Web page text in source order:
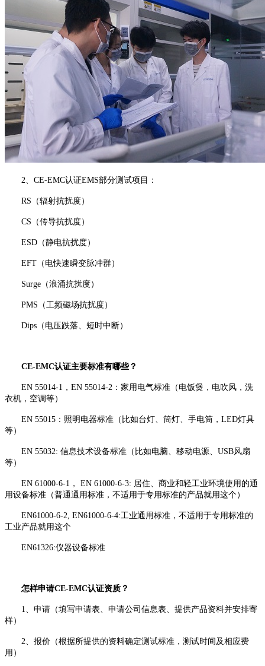
2、CE-EMC认证EMS部分测试项目：
RS（辐射抗扰度）
CS（传导抗扰度）
ESD（静电抗扰度）
EFT（电快速瞬变脉冲群）
Surge（浪涌抗扰度）
PMS（工频磁场抗扰度）
Dips（电压跌落、短时中断）
CE-EMC认证主要标准有哪些？
EN 55014-1，EN 55014-2：家用电气标准（电饭煲，电吹风，洗
衣机，空调等）
EN 55015：照明电器标准（比如台灯、筒灯、手电筒，LED灯具
等）
EN 55032: 信息技术设备标准（比如电脑、移动电源、USB风扇
等）
EN 61000-6-1， EN 61000-6-3: 居住、商业和轻工业环境使用的通
用设备标准（普通通用标准，不适用于专用标准的产品就用这个）
EN61000-6-2, EN61000-6-4:工业通用标准，不适用于专用标准的
工业产品就用这个
EN61326:仪器设备标准
怎样申请CE-EMC认证资质？
1、申请（填写申请表、申请公司信息表、提供产品资料并安排寄
样）
2、报价（根据所提供的资料确定测试标准，测试时间及相应费
用）